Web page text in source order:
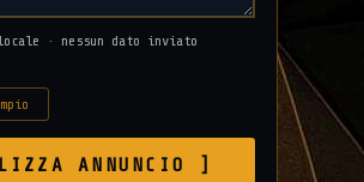
· nessun dato inviato
ANNUNCIO ]